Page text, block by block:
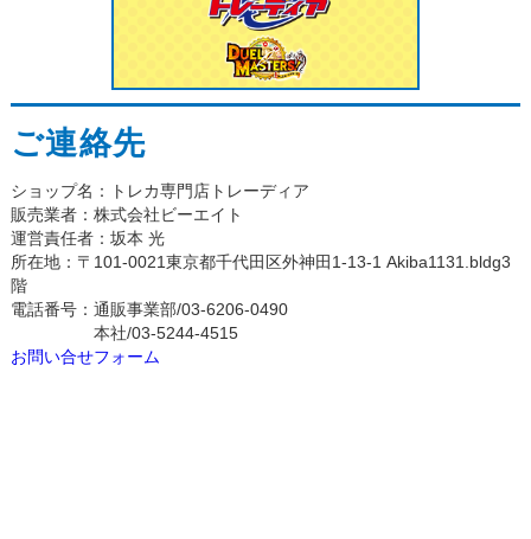
ご連絡先
ショップ名：トレカ専門店トレーディア
販売業者：株式会社ビーエイト
運営責任者：坂本 光
所在地：〒101-0021東京都千代田区外神田1-13-1 Akiba1131.bldg3
階
電話番号：通販事業部/03-6206-0490
本社/03-5244-4515
お問い合せフォーム